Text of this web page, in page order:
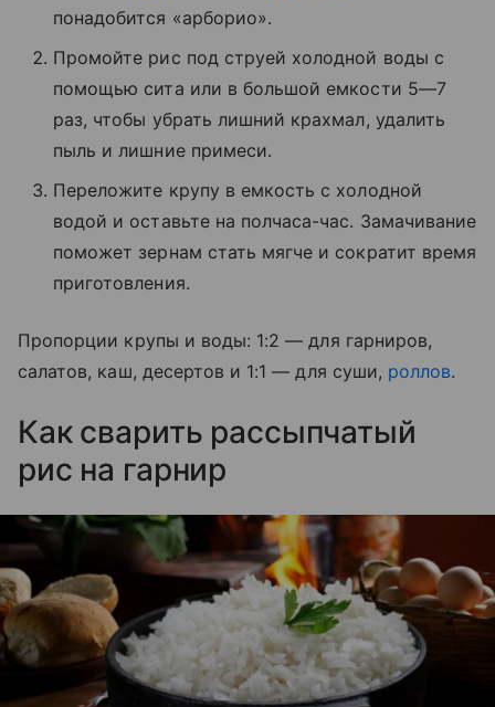
понадобится «арборио».
Промойте рис под струей холодной воды с
помощью сита или в большой емкости 5—7
раз, чтобы убрать лишний крахмал, удалить
пыль и лишние примеси.
Переложите крупу в емкость с холодной
водой и оставьте на полчаса-час. Замачивание
поможет зернам стать мягче и сократит время
приготовления.
Пропорции крупы и воды: 1:2 — для гарниров,
салатов, каш, десертов и 1:1 — для суши, роллов.
Как сварить рассыпчатый
рис на гарнир